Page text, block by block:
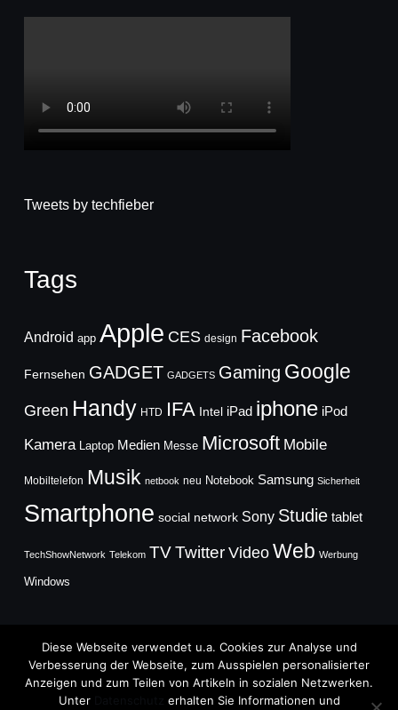
Tweets by techfieber
Tags
Android app Apple CES design Facebook
Fernsehen GADGET GADGETS Gaming Google
Green Handy HTD IFA Intel iPad iphone iPod
Kamera Laptop Medien Messe Microsoft Mobile
Mobiltelefon Musik netbook neu Notebook Samsung Sicherheit
Smartphone social network Sony Studie tablet
TechShowNetwork Telekom TVTwitter Video Web Werbung
Windows
Copyright © 2026
Diese Webseite verwendet u.a. Cookies zur Analyse und
Verbesserung der Webseite, zum Ausspielen personalisierter
Anzeigen und zum Teilen von Artikeln in sozialen Netzwerken.
Unter
erhalten Sie Informationen und